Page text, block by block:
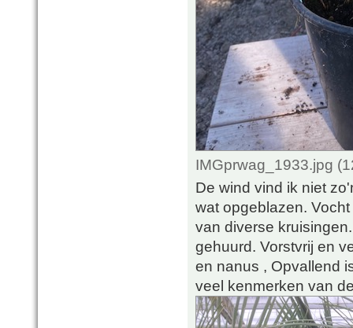
IMGprwag_1933.jpg
De wind vind ik niet
wat opgeblazen.
van diverse
gehuurd. Vorstvrij en
en nanus , Opvallend
veel kenmerken van